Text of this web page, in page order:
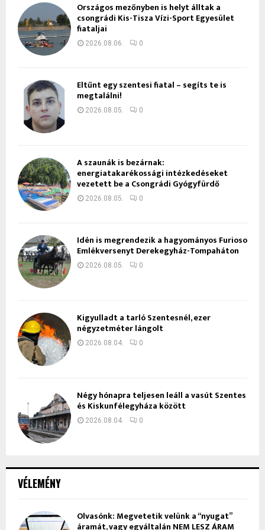
VÉLEMÉNY
Olvasónk: Megvetetik velünk a “nyugat”
áramát, vagy egyáltalán NEM LESZ ÁRAM
Országos mezőnyben is helyt álltak a
csongrádi Kis-Tisza Vízi-Sport Egyesület
fiataljai
2026.08.06. 0
Eltűnt egy szentesi fiatal – segíts te is
megtalálni!
2026.08.05. 0
A szaunák is bezárnak:
energiatakarékossági intézkedéseket
vezetett be a Csongrádi Gyógyfürdő
2026.08.05. 0
Idén is megrendezik a hagyományos Furioso
Emlékversenyt Derekegyház-Tompaháton
2026.08.05. 0
Kigyulladt a tarló Szentesnél, ezer
négyzetméter lángolt
2026.08.04. 0
Négy hónapra teljesen leáll a vasút Szentes
és Kiskunfélegyháza között
2026.08.04. 0